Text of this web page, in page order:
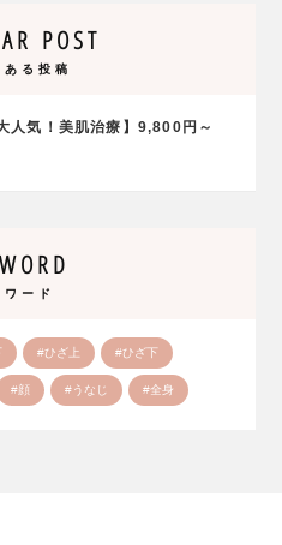
POST
ある投稿
人気！美肌治療】9,800円～
ワード
#ひざ上 #ひざ下
#顔 #うなじ #全身